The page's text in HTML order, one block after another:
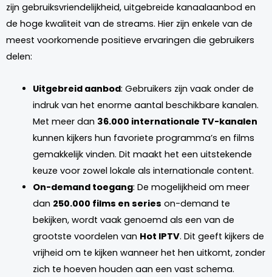
zijn gebruiksvriendelijkheid, uitgebreide kanaalaanbod en
de hoge kwaliteit van de streams. Hier zijn enkele van de
meest voorkomende positieve ervaringen die gebruikers
delen:
Uitgebreid aanbod: Gebruikers zijn vaak onder de
indruk van het enorme aantal beschikbare kanalen.
Met meer dan 36.000 internationale TV-kanalen
kunnen kijkers hun favoriete programma’s en films
gemakkelijk vinden. Dit maakt het een uitstekende
keuze voor zowel lokale als internationale content.
On-demand toegang: De mogelijkheid om meer
dan 250.000 films en series on-demand te
bekijken, wordt vaak genoemd als een van de
grootste voordelen van Hot IPTV. Dit geeft kijkers de
vrijheid om te kijken wanneer het hen uitkomt, zonder
zich te hoeven houden aan een vast schema.